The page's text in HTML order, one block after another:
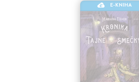
E-KNIHA